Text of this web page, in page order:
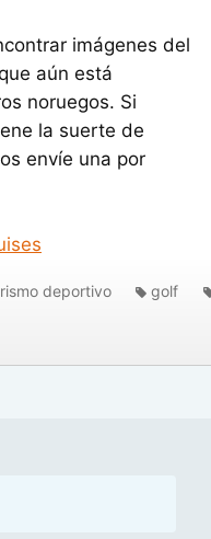
imágenes del
aún está
noruegos. Si
la suerte de
envíe una por
deportivo golf